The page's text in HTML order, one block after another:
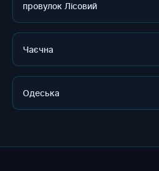
провулок Лісовий
Чаєчна
Одеська